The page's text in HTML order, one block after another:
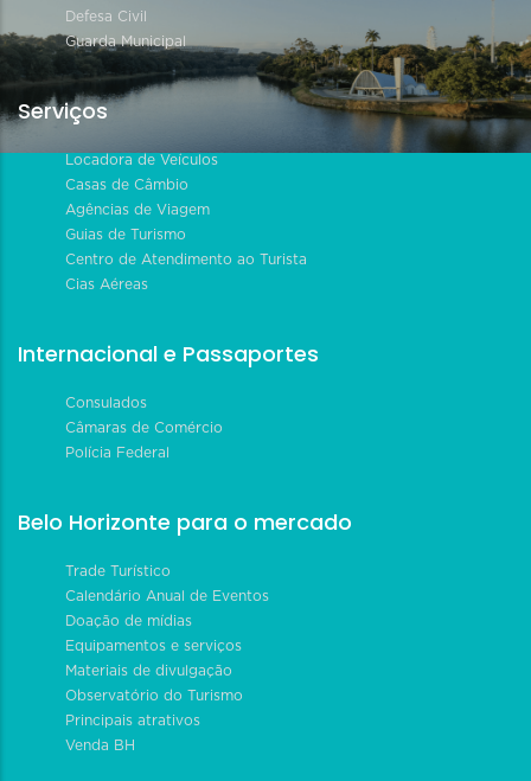
Defesa Civil
Guarda Municipal
Serviços
Locadora de Veículos
Casas de Câmbio
Agências de Viagem
Guias de Turismo
Centro de Atendimento ao Turista
Cias Aéreas
Internacional e Passaportes
Consulados
Câmaras de Comércio
Polícia Federal
Belo Horizonte para o mercado
Trade Turístico
Calendário Anual de Eventos
Doação de mídias
Equipamentos e serviços
Materiais de divulgação
Observatório do Turismo
Principais atrativos
Venda BH